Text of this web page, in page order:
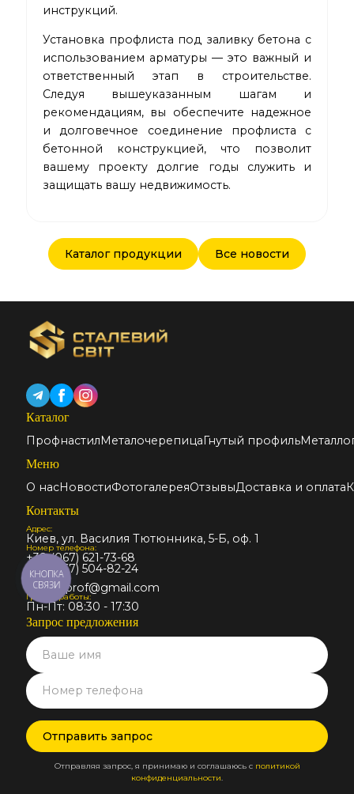
инструкций.
Установка профлиста под заливку бетона с
использованием арматуры — это важный и
ответственный этап в строительстве.
Следуя вышеуказанным шагам и
рекомендациям, вы обеспечите надежное
и долговечное соединение профлиста с
бетонной конструкцией, что позволит
вашему проекту долгие годы служить и
защищать вашу недвижимость.
Каталог продукции Все новости
Каталог
Профнастил Металочерепица Гнутый профиль
Меню
О насНовостиФотогалереяОтзывыДоставка и оплата
Контакты
Адрес:
Киев, ул. Василия Тютюнника, 5-Б, оф. 1
Номер телефона:
+38 (067) 621-73-68
+38 (067) 504-82-24
Email:
stalmir.prof@gmail.com
График работы:
Пн-Пт: 08:30 - 17:30
Запрос предложения
Отправляя запрос, я принимаю и соглашаюсь с политикой
конфиденциальности.
КНОПКА
СВЯЗИ